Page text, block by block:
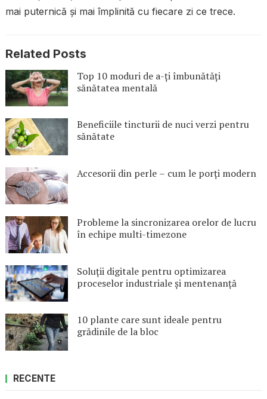
mai puternică și mai împlinită cu fiecare zi ce trece.
Related Posts
Top 10 moduri de a-ți îmbunătăți
sănătatea mentală
Beneficiile tincturii de nuci verzi pentru
sănătate
Accesorii din perle – cum le porți modern
Probleme la sincronizarea orelor de lucru
în echipe multi-timezone
Soluții digitale pentru optimizarea
proceselor industriale și mentenanță
10 plante care sunt ideale pentru
grădinile de la bloc
RECENTE